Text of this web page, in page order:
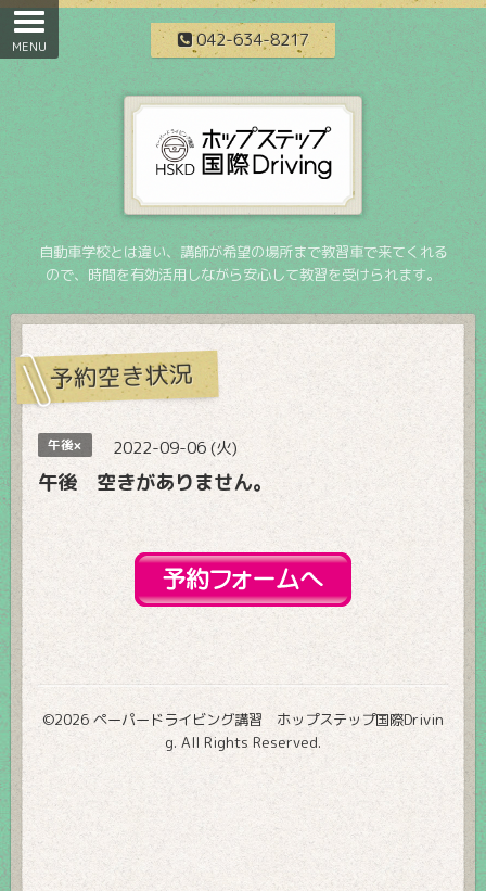
042-634-8217
自動車学校とは違い、講師が希望の場所まで教習車で来てくれる
ので、時間を有効活用しながら安心して教習を受けられます。
予約空き状況
午後× 2022-09-06 (火)
午後 空きがありません。
©2026 ペーパードライビング講習 ホップステップ国際Drivin
g. All Rights Reserved.